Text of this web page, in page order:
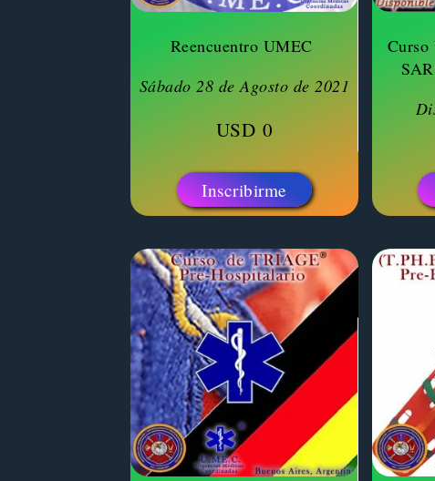
Reencuentro UMEC
Sábado 28 de Agosto de 2021
USD 0
Inscribirme